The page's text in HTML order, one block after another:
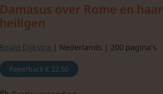
Damasus over Rome en haar
heiligen
Roald Dijkstra | Nederlands | 200 pagina's
Paperback € 22.50